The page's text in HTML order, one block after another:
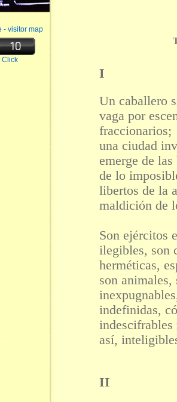
- visitor map
Click
I
Un caballero
vaga por
fraccionarios;
una ciudad
emerge de las
de lo
libertos de la
maldición de
Son ejércitos
ilegibles, son
herméticas,
son animales,
indefinidas,
indescifrables
así,
II